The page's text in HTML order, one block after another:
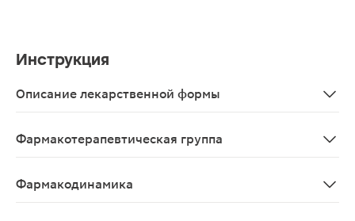
Инструкция
Описание лекарственной формы
Фармакотерапевтическая группа
Фармакодинамика